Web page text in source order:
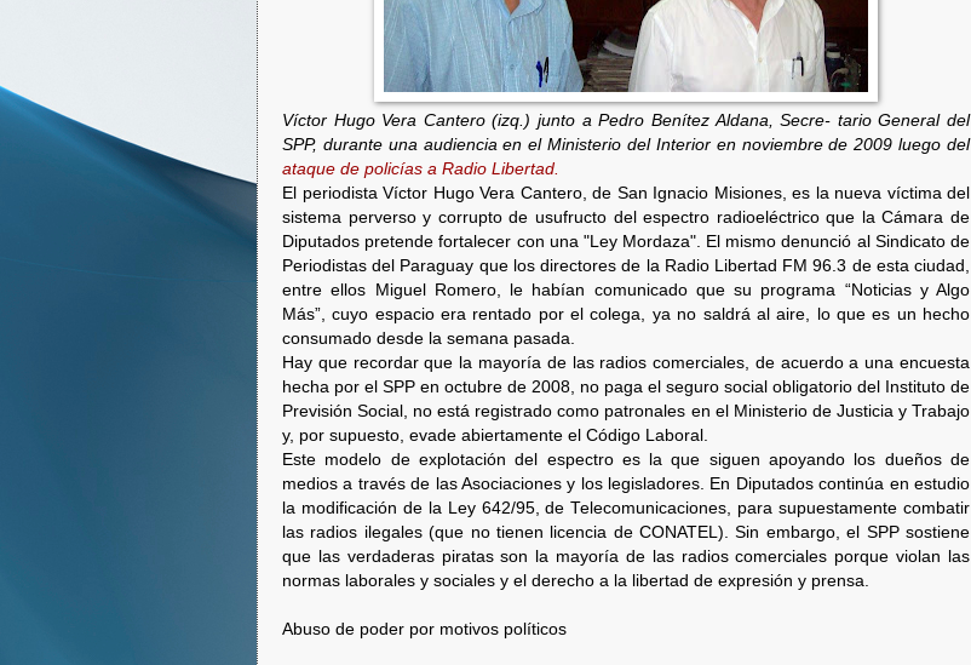
Víctor Hugo Vera Cantero (izq.) junto a Pedro Benítez Aldana, Secre- tario General del
SPP, durante una audiencia en el Ministerio del Interior en noviembre de 2009 luego del
ataque de policías a Radio Libertad.
El periodista Víctor Hugo Vera Cantero, de San Ignacio Misiones, es la nueva víctima del
sistema perverso y corrupto de usufructo del espectro radioeléctrico que la Cámara de
Diputados pretende fortalecer con una "Ley Mordaza". El mismo denunció al Sindicato de
Periodistas del Paraguay que los directores de la Radio Libertad FM 96.3 de esta ciudad,
entre ellos Miguel Romero, le habían comunicado que su programa “Noticias y Algo
Más”, cuyo espacio era rentado por el colega, ya no saldrá al aire, lo que es un hecho
consumado desde la semana pasada.
Hay que recordar que la mayoría de las radios comerciales, de acuerdo a una encuesta
hecha por el SPP en octubre de 2008, no paga el seguro social obligatorio del Instituto de
Previsión Social, no está registrado como patronales en el Ministerio de Justicia y Trabajo
y, por supuesto, evade abiertamente el Código Laboral.
Este modelo de explotación del espectro es la que siguen apoyando los dueños de
medios a través de las Asociaciones y los legisladores. En Diputados continúa en estudio
la modificación de la Ley 642/95, de Telecomunicaciones, para supuestamente combatir
las radios ilegales (que no tienen licencia de CONATEL). Sin embargo, el SPP sostiene
que las verdaderas piratas son la mayoría de las radios comerciales porque violan las
normas laborales y sociales y el derecho a la libertad de expresión y prensa.
Abuso de poder por motivos políticos